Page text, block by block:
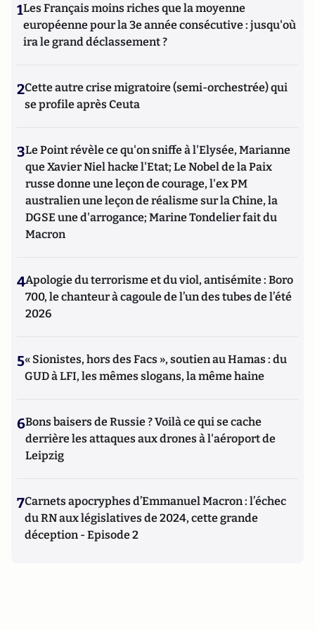
1Les Français moins riches que la moyenne
européenne pour la 3e année consécutive : jusqu'où
ira le grand déclassement ?
2Cette autre crise migratoire (semi-orchestrée) qui
se profile après Ceuta
3Le Point révèle ce qu'on sniffe à l'Elysée, Marianne
que Xavier Niel hacke l'Etat; Le Nobel de la Paix
russe donne une leçon de courage, l'ex PM
australien une leçon de réalisme sur la Chine, la
DGSE une d'arrogance; Marine Tondelier fait du
Macron
4Apologie du terrorisme et du viol, antisémite : Boro
700, le chanteur à cagoule de l’un des tubes de l’été
2026
5« Sionistes, hors des Facs », soutien au Hamas : du
GUD à LFI, les mêmes slogans, la même haine
6Bons baisers de Russie ? Voilà ce qui se cache
derrière les attaques aux drones à l'aéroport de
Leipzig
7Carnets apocryphes d’Emmanuel Macron : l’échec
du RN aux législatives de 2024, cette grande
déception - Episode 2